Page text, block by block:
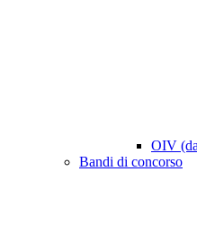
OIV
Bandi di concorso